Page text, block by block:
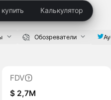
Калькулятор
Обозреватели
FDV
$ 2,7M